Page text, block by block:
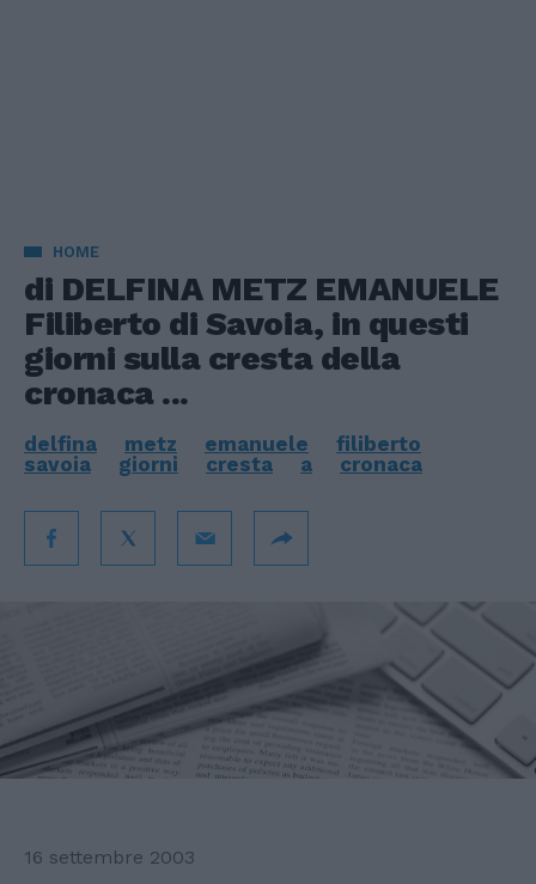
HOME
di DELFINA METZ EMANUELE
Filiberto di Savoia, in questi
giorni sulla cresta della
cronaca ...
delfina metz emanuele
filiberto
savoia
giorni cresta a cronaca
16 settembre 2003